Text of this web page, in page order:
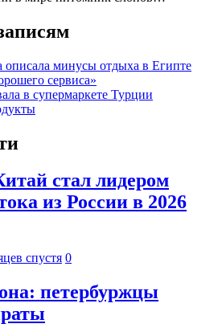
описала минусы отдыха в Египте
сервиса»
в супермаркете Турции
стал лидером
из России в 2026
спустя 0
петербуржцы